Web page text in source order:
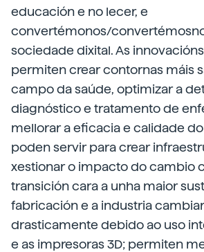
educación e no lecer, e
convertémonos/
sociedade dixital. As
permiten crear contornas máis
campo da saúde, optimizar a
diagnóstico e tratamento de
mellorar a eficacia e calidade
poden servir para crear
xestionar o impacto do cambio
transición cara a unha maior
fabricación e a industria
drasticamente debido ao uso
e as impresoras 3D; permiten